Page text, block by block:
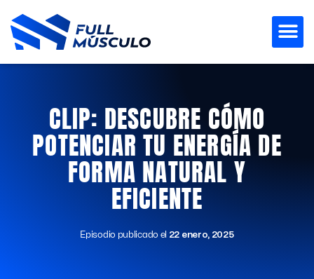
contenido
CLIP: DESCUBRE CÓMO
POTENCIAR TU ENERGÍA DE
FORMA NATURAL Y
EFICIENTE
Episodio publicado el 22 enero, 2025